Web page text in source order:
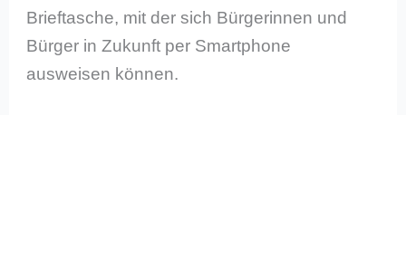
Brieftasche, mit der sich Bürgerinnen und
Bürger in Zukunft per Smartphone
ausweisen können.